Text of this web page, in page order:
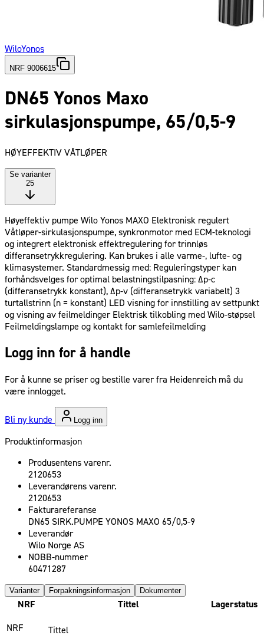
WiloYonos
NRF 9006615
DN65 Yonos Maxo
sirkulasjonspumpe, 65/0,5-9
HØYEFFEKTIV VÅTLØPER
Se varianter
25
Høyeffektiv pumpe Wilo Yonos MAXO Elektronisk regulert
Våtløper-sirkulasjonspumpe, synkronmotor med ECM-teknologi
og integrert elektronisk effektregulering for trinnløs
differansetrykkregulering. Kan brukes i alle varme-, lufte- og
klimasystemer. Standardmessig med: Reguleringstyper kan
forhåndsvelges for optimal belastningstilpasning: Δp-c
(differansetrykk konstant), Δp-v (differansetrykk variabelt) 3
turtallstrinn (n = konstant) LED visning for innstilling av settpunkt
og visning av feilmeldinger Elektrisk tilkobling med Wilo-støpsel
Feilmeldingslampe og kontakt for samlefeilmelding
Logg inn for å handle
For å kunne se priser og bestille varer fra Heidenreich må du
være innlogget.
Bli ny kunde Logg inn
Produktinformasjon
Produsentens varenr.
2120653
Leverandørens varenr.
2120653
Fakturareferanse
DN65 SIRK.PUMPE YONOS MAXO 65/0,5-9
Leverandør
Wilo Norge AS
NOBB-nummer
60471287
Varianter Forpakningsinformasjon Dokumenter
NRF Tittel
Lagerstatus
NRF
Tittel